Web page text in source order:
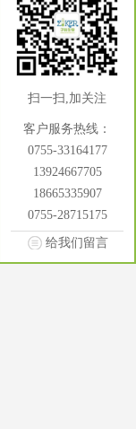
扫一扫,加关注
客户服务热线：
0755-33164177
13924667705
18665335907
0755-28715175
给我们留言